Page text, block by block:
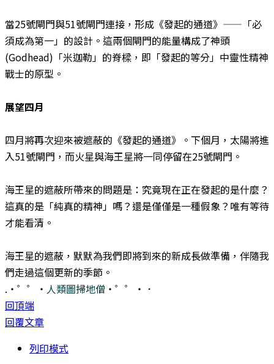
當25號閘門與51號閘門連接，形成《發起的通道》——「必
須成為第一」的設計。這兩個閘門的能量構成了神頭
(Godhead)「米迦勒」的脊樑，即「發起的等分」中靈性精神
戰士的原型。
展望四月
四月將再次迎來被遮蔽的《發起的通道》。下個月，太陽將進
入51號閘門，而火星與海王星將一同停留在25號閘門。
海王星的遮蔽所帶來的問題是：究竟現在正在發起的是什麼？
這真的是「純真的精神」嗎？還是僅僅是一種假象？唯有等待
才能看清。
海王星的遮蔽，默默為我們即將到來的新成長做準備，伴隨我
們走過這個更新的季節。
.・゜゜・ 人類圖掃地僧 ・゜゜・．
回頂端
回覆文章
列印模式